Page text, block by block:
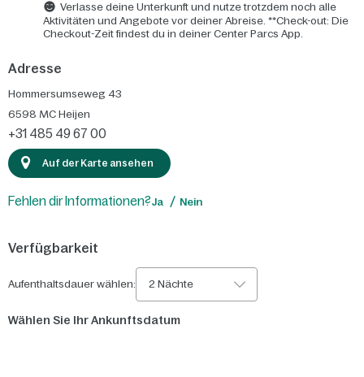
Verlasse deine Unterkunft und nutze trotzdem noch alle
Aktivitäten und Angebote vor deiner Abreise. **Check-out: Die
Checkout-Zeit findest du in deiner Center Parcs App.
Adresse
Hommersumseweg 43
6598 MC Heijen
+31 485 49 67 00
Auf der Karte ansehen
Fehlen dir Informationen?Ja Nein
Verfügbarkeit
Aufenthaltsdauer wählen: 2 Nächte
Wählen Sie Ihr Ankunftsdatum